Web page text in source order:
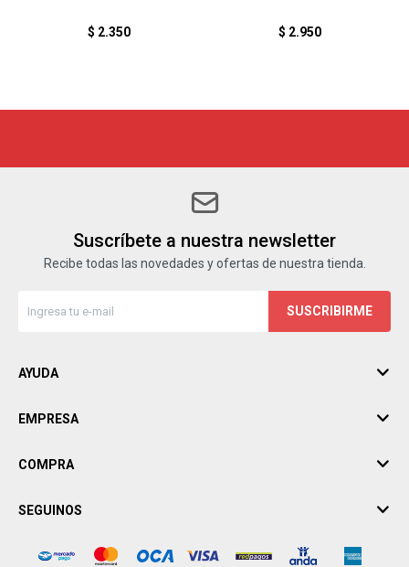
$ 2.350 $ 2.950
Suscríbete a nuestra newsletter
Recibe todas las novedades y ofertas de nuestra tienda.
SUSCRIBIRME
AYUDA
EMPRESA
COMPRA
SEGUINOS